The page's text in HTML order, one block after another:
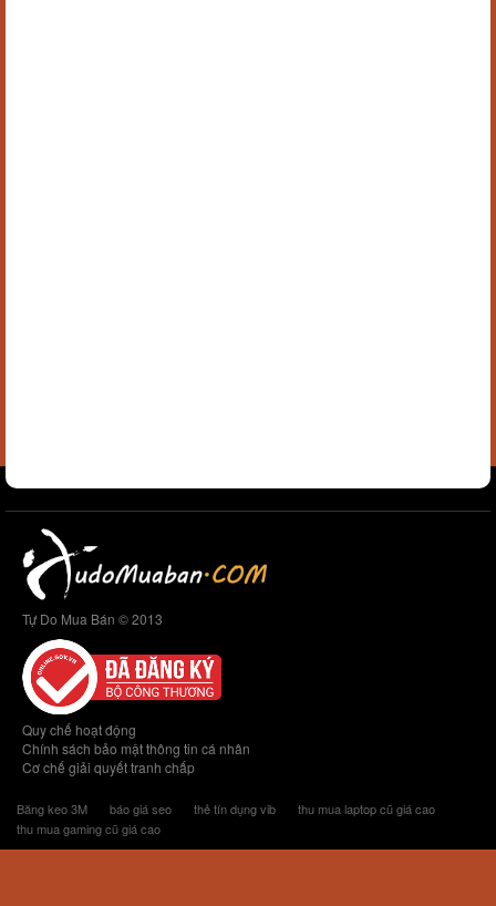
Tự Do Mua Bán © 2013
Quy chế hoạt động
Chính sách bảo mật thông tin cá nhân
Cơ chế giải quyết tranh chấp
Băng keo 3M báo giá seo thẻ tín dụng vib
thu mua laptop cũ giá cao
thu mua gaming cũ giá cao